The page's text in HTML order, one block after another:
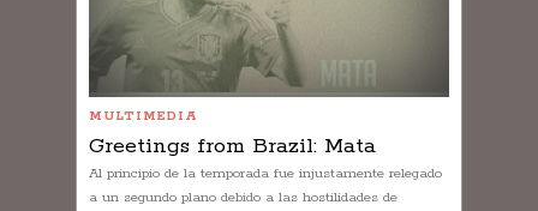
MULTIMEDIA
Greetings from Brazil: Mata
Al principio de la temporada fue injustamente relegado
a un segundo plano debido a las hostilidades de